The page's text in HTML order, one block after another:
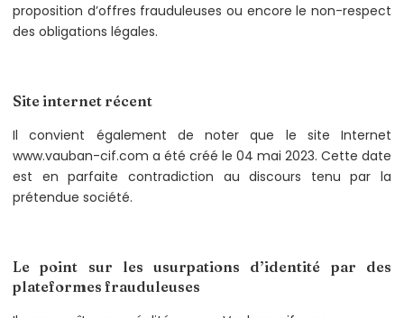
proposition d’offres frauduleuses ou encore le non-respect
des obligations légales.
Site internet récent
Il convient également de noter que le site Internet
www.vauban-cif.com a été créé le 04 mai 2023. Cette date
est en parfaite contradiction au discours tenu par la
prétendue société.
Le point sur les usurpations d’identité par des
plateformes frauduleuses